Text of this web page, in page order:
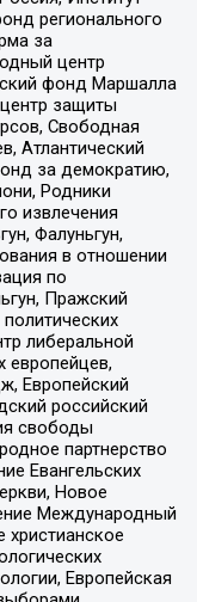
регионального
за
центр
фонд Маршалла
защиты
Свободная
Атлантический
за демократию,
Родники
извлечения
Фалуньгун,
в отношении
по
Пражский
либеральной
европейцев,
Европейский
российский
свободы
партнерство
Евангельских
Новое
Международный
Европейская